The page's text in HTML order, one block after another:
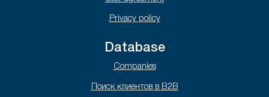
Privacy policy
Database
Companies
Поиск клиентов в B2B